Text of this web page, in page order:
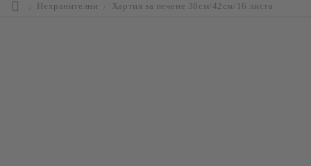
Нехранителни Хартия за печене 38см/42см/16 листа